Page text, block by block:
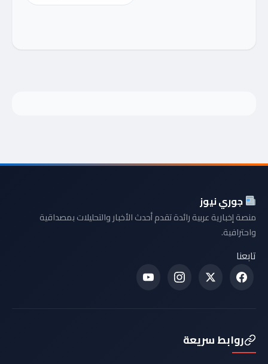
جوري نيوز
منصة إخبارية عربية رائدة تقدم أحدث الأخبار والتحليلات بمصداقية
واحترافية.
تابعنا
روابط سريعة